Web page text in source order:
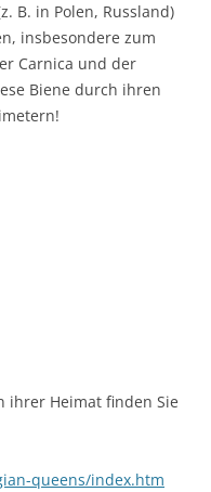
B. in Polen, Russland)
insbesondere zum
Carnica und der
Biene durch ihren
ihrer Heimat finden Sie
queens/index.htm